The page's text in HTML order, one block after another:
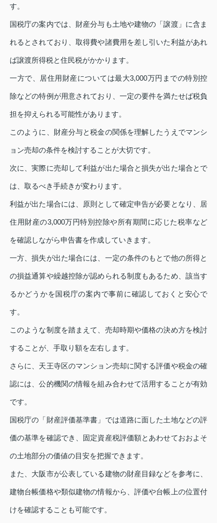
す。
国税庁の案内では、財産分与も土地や建物の「譲渡」に含ま
れるとされており、取得費や諸費用を差し引いた利益があれ
ば譲渡所得税と住民税がかかります。
一方で、居住用財産については最大3,000万円までの特別控
除などの特例が用意されており、一定の要件を満たせば税負
担を抑えられる可能性があります。
このように、財産分与と税金の関係を理解したうえでマンシ
ョン売却の条件を検討することが大切です。
次に、実際に売却して利益が出た場合と損失が出た場合とで
は、取るべき手続きが変わります。
利益が出た場合には、原則として確定申告が必要となり、居
住用財産の3,000万円特別控除や所有期間に応じた税率など
を確認しながら申告書を作成していきます。
一方、損失が出た場合には、一定の条件のもとで他の所得と
の損益通算や繰越控除が認められる制度もあるため、該当す
るかどうかを国税庁の案内で事前に確認しておくと安心で
す。
このような制度を踏まえて、売却時期や価格の決め方を検討
することが、手取り額を左右します。
さらに、天王寺区のマンション売却に関する評価や税金の確
認には、公的機関の情報を組み合わせて活用することが有効
です。
国税庁の「財産評価基準書」では道路に面した土地などの評
価の基準を確認でき、固定資産税評価額とあわせておおよそ
の土地部分の価値の目安を把握できます。
また、大阪市が公表している建物の財産目録などを参考に、
建物台帳価格や類似建物の情報から、評価や台帳上の位置付
けを確認することも可能です。